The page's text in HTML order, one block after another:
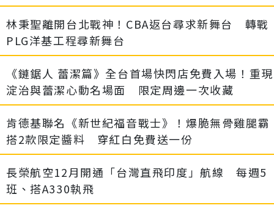
林秉聖離開台北戰神！CBA返台尋求新舞台 轉戰
PLG洋基工程尋新舞台
《鏈鋸人 蕾潔篇》全台首場快閃店免費入場！重現
淀治與蕾潔心動名場面 限定周邊一次收藏
肯德基聯名《新世紀福音戰士》！爆脆無骨雞腿霸
搭2款限定醬料 穿紅白免費送一份
長榮航空12月開通「台灣直飛印度」航線 每週5
班、搭A330執飛